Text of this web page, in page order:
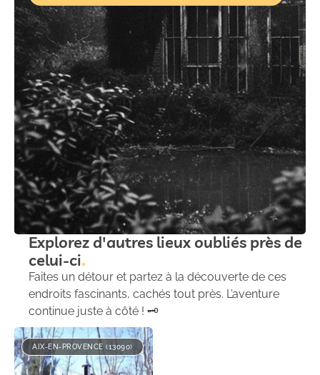
Explorez d'autres lieux oubliés près de
celui-ci
Faites un détour et partez à la découverte de ces
endroits fascinants, cachés tout près. L’aventure
continue juste à côté ! 🗝️
AIX-EN-PROVENCE (13090)